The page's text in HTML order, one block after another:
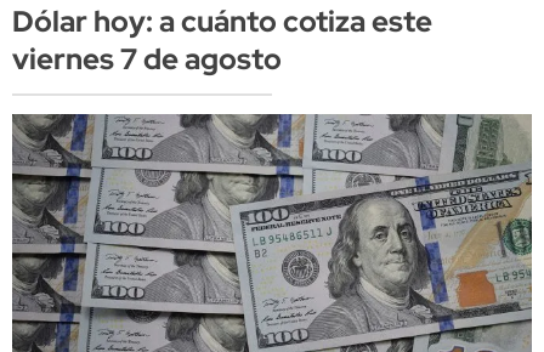
Dólar hoy: a cuánto cotiza este
viernes 7 de agosto